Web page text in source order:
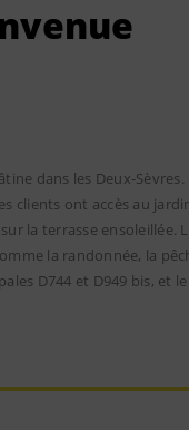
dans les Deux-Sèvres.
clients ont accès au
la terrasse ensoleillée. L
la randonnée, la
D744 et D949 bis, et